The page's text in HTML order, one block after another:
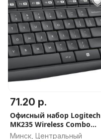
71.20 р.
Офисный набор Logitech
MK235 Wireless Combo
920-007949
Минск, Центральный